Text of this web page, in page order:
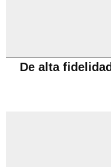
De alta fidelidad